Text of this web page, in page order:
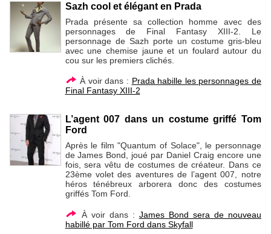
Sazh cool et élégant en Prada
Prada présente sa collection homme avec des
personnages de Final Fantasy XIII-2. Le
personnage de Sazh porte un costume gris-bleu
avec une chemise jaune et un foulard autour du
cou sur les premiers clichés.
À voir dans : Prada habille les personnages de
Final Fantasy XIII-2
L’agent 007 dans un costume griffé Tom
Ford
Après le film "Quantum of Solace", le personnage
de James Bond, joué par Daniel Craig encore une
fois, sera vêtu de costumes de créateur. Dans ce
23ème volet des aventures de l’agent 007, notre
héros ténébreux arborera donc des costumes
griffés Tom Ford.
À voir dans : James Bond sera de nouveau
habillé par Tom Ford dans Skyfall